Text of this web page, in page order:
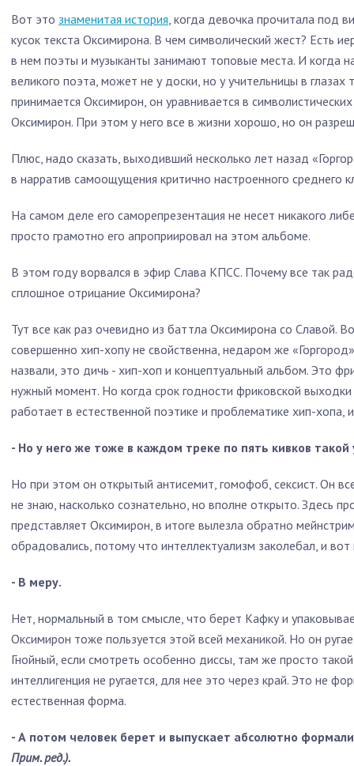
Вот это знаменитая история, когда девочка прочитала под
кусок текста Оксимирона. В чем символический жест? Есть
в нем поэты и музыканты занимают топовые места. И когда
великого поэта, может не у доски, но у учительницы в глазах
принимается Оксимирон, он уравнивается в
Оксимирон. При этом у него все в жизни хорошо, но он
Плюс, надо сказать, выходивший несколько лет назад
в нарратив самоощущения критично настроенного среднего
На самом деле его саморепрезентация не несет никакого
просто грамотно его апроприировал на этом альбоме.
В этом году ворвался в эфир Слава КПСС. Почему все так
сплошное отрицание Оксимирона?
Тут все как раз очевидно из баттла Оксимирона со Славой.
совершенно хип-хопу не свойственна, недаром же
назвали, это дичь - хип-хоп и концептуальный альбом. Это
нужный момент. Но когда срок годности фриковской
работает в естественной поэтике и проблематике хип-хопа,
- Но у него же тоже в каждом треке по пять кивков такой
Но при этом он открытый антисемит, гомофоб, сексист. Он
не знаю, насколько сознательно, но вполне открыто. Здесь
представляет Оксимирон, в итоге вылезла обратно
обрадовались, потому что интеллектуализм заколебал, и
- В меру.
Нет, нормальный в том смысле, что берет Кафку и
Оксимирон тоже пользуется этой всей механикой. Но он
Гнойный, если смотреть особенно диссы, там же просто
интеллигенция не ругается, для нее это через край. Это не
естественная форма.
- А потом человек берет и выпускает абсолютно
Прим. ред.).